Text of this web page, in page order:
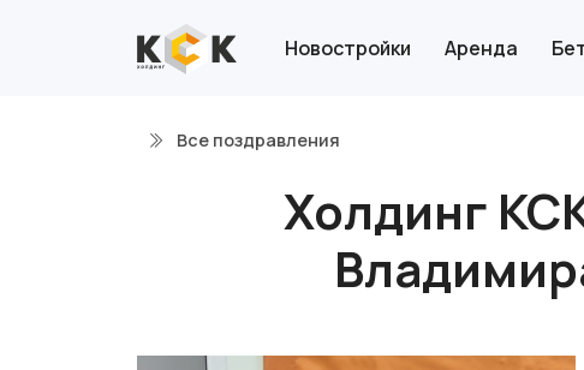
Новостройки Аренда
Все поздравления
Холдинг